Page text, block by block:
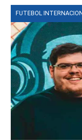
FUTEBOL